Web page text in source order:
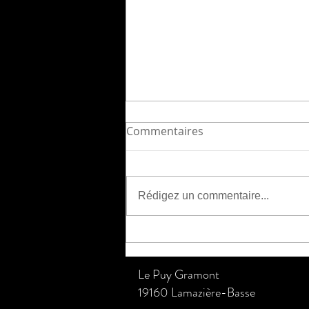
gîte et chambres d'hôtes ?
Commentaires
Rédigez un commentaire...
Le Puy Gramont
19160 Lamazière-Basse